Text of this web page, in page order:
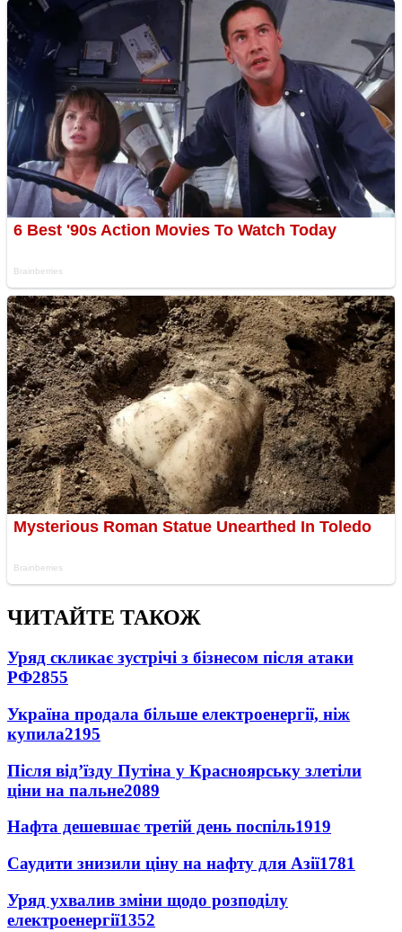
ЧИТАЙТЕ ТАКОЖ
Уряд скликає зустрічі з бізнесом після атаки
РФ2855
Україна продала більше електроенергії, ніж
купила2195
Після від’їзду Путіна у Красноярську злетіли
ціни на пальне2089
Нафта дешевшає третій день поспіль1919
Саудити знизили ціну на нафту для Азії1781
Уряд ухвалив зміни щодо розподілу
електроенергії1352